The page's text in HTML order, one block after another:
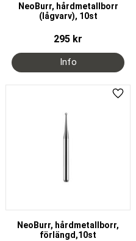
NeoBurr, hårdmetallborr
(lågvarv), 10st
295 kr
favorites
NeoBurr, hårdmetallborr,
förlängd,10st
Add